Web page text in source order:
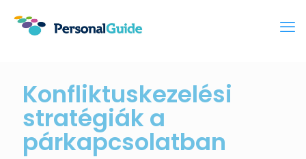
Konfliktuskezelési
stratégiák a
párkapcsolatban